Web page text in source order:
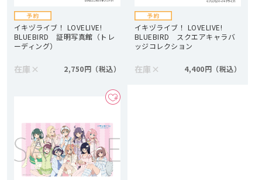
イキヅライブ！ LOVELIVE!
BLUEBIRD 証明写真館（トレ
ーディング）
在庫 × 2,750円
イキヅライブ！ LOVELIVE!
BLUEBIRD スクエアキャラバ
ッジコレクション
在庫 × 4,400円